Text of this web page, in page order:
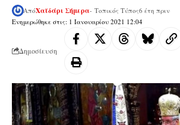
Ενημερώθηκε στις: 1 Ιανουαρίου 2021 12:04
ΑπόΧαϊδάρι Σήμερα- Τοπικός Τύπος6 έτη πριν
Δημοσίευση